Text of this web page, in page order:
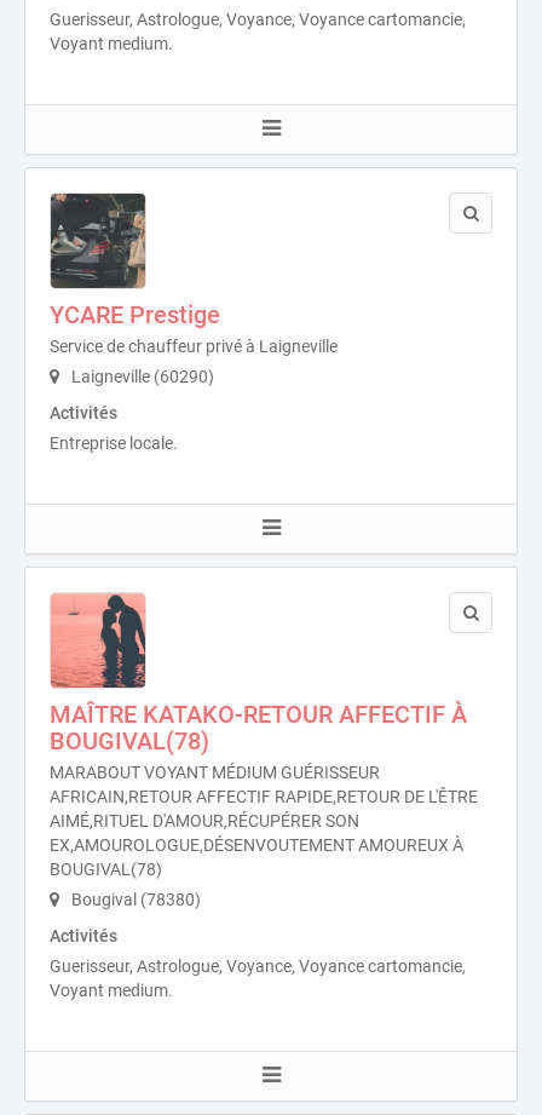
Guerisseur, Astrologue, Voyance, Voyance cartomancie,
Voyant medium.
YCARE Prestige
Service de chauffeur privé à Laigneville
Laigneville (60290)
Activités
Entreprise locale.
MAÎTRE KATAKO-RETOUR AFFECTIF À
BOUGIVAL(78)
MARABOUT VOYANT MÉDIUM GUÉRISSEUR
AFRICAIN,RETOUR AFFECTIF RAPIDE,RETOUR DE L'ÊTRE
AIMÉ,RITUEL D'AMOUR,RÉCUPÉRER SON
EX,AMOUROLOGUE,DÉSENVOUTEMENT AMOUREUX À
BOUGIVAL(78)
Bougival (78380)
Activités
Guerisseur, Astrologue, Voyance, Voyance cartomancie,
Voyant medium.